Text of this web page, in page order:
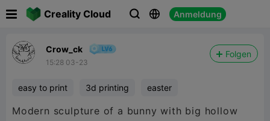
Creality Cloud   Anmeldung
Crow_ck
15:28 03-23
Folgen
easy to print 3d printing easter
Modern sculpture of a bunny with big hollow